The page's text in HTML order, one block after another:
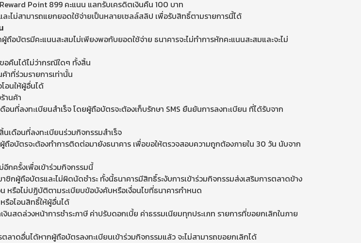
Point 899 คะแนน แลกรับเครดิตเงินคืน 100 บาท
ะไม่สามารถแยกยอดใช้จ่ายเป็นหลายเซลล์สลิป เพื่อรับสิทธิ์ตามรายการนี้ได้
อบัตรมีคะแนนสะสมไม่เพียงพอกับยอดใช้จ่าย ธนาคารจะไม่ทำการหักคะแนนสะสมและจะไม่
อคืนได้ไม่ว่ากรณีใดๆ ทั้งสิ้น
าที่ร่วมรายการเท่านั้น
อนให้ผู้อื่นได้
านค้า
ที่ลงทะเบียนสำเร็จ โดยผู้ถือบัตรจะต้องเก็บรักษา SMS ยืนยันการลงทะเบียน ที่ได้รับจาก
เดือนที่ลงทะเบียนร่วมกิจกรรมสำเร็จ
อบัตรจะต้องทำการติดต่อมายังธนาคาร เพื่อขอให้ตรวจสอบความถูกต้องภายใน 30 วัน นับจาก
กครั้งเพื่อเข้าร่วมกิจกรรมนี้
กผู้ถือบัตรและไม่ผิดนัดชำระ ทั้งนี้ธนาคารมีสิทธิ์ระงับการเข้าร่วมกิจกรรมส่งเสริมการตลาดข้าง
อไม่ปฏิบัติตามระเบียบข้อบังคับหรือเงื่อนไขที่ธนาคารกำหนด
รือโอนสิทธิ์ให้ผู้อื่นได้
นสดล่วงหน้าการชำระภาษี ค่าปรับดอกเบี้ย ค่าธรรมเนียมทุกประเภท รายการที่ขอยกเลิกในภาย
าดอื่นได้หากผู้ถือบัตรลงทะเบียนเข้าร่วมกิจกรรมแล้ว จะไม่สามารถขอยกเลิกได้